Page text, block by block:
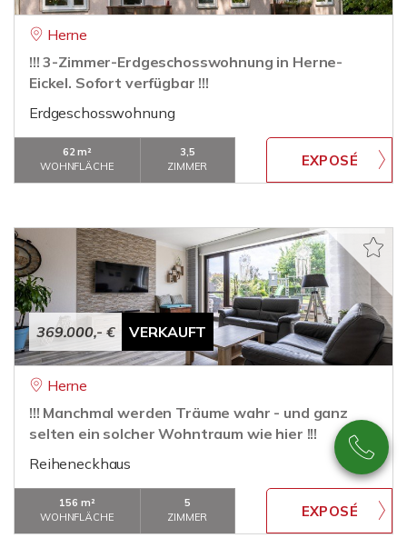
Herne
!!! 3-Zimmer-Erdgeschosswohnung in Herne-
Eickel. Sofort verfügbar !!!
Erdgeschosswohnung
62 m²
WOHNFLÄCHE
3,5
ZIMMER
369.000,- € VERKAUFT
Herne
!!! Manchmal werden Träume wahr - und ganz
selten ein solcher Wohntraum wie hier !!!
Reiheneckhaus
156 m²
WOHNFLÄCHE
5
ZIMMER